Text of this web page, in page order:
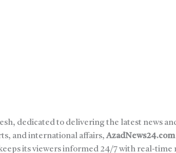
dedicated to delivering the latest news
and international affairs,AzadNews24.com
its viewers informed 24/7 with real-